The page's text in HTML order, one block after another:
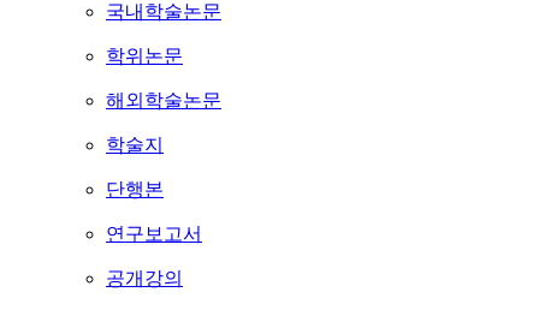
국내학술논문
학위논문
해외학술논문
학술지
단행본
연구보고서
공개강의